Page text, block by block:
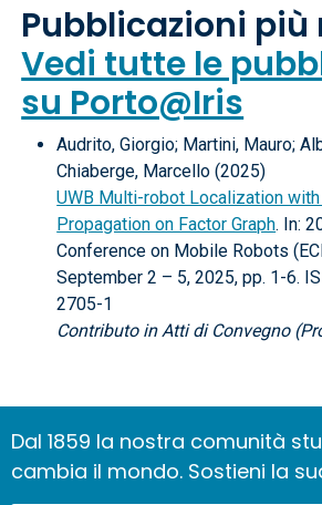
Pubblicazioni più
Vedi tutte le
su Porto@Iris
Audrito, Giorgio; Martini, Mauro;
Chiaberge, Marcello (2025)
UWB Multi-robot Localization
Propagation on Factor Graph. In:
Conference on Mobile Robots
September 2 – 5, 2025, pp. 1-6.
2705-1
Contributo in Atti di Convegno
Dal 1859 la nostra comunità
cambia il mondo. Sostieni la